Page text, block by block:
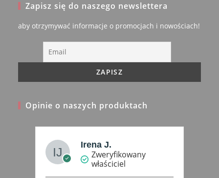
a
new
Zapisz się do naszego newslettera
aby otrzymywać informacje o promocjach i nowościach!
Opinie o naszych produktach
Alicja Sidlo
Zweryfikowany
właściciel